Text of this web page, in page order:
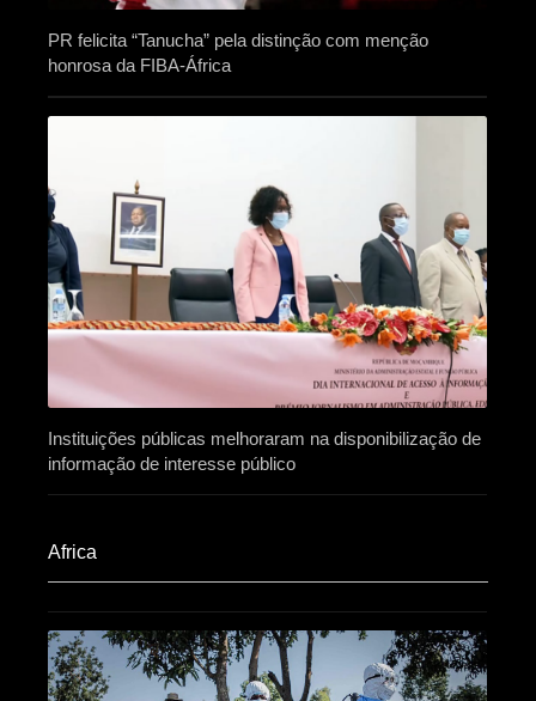
PR felicita “Tanucha” pela distinção com menção
honrosa da FIBA-África
Instituições públicas melhoraram na disponibilização de
informação de interesse público
Africa​